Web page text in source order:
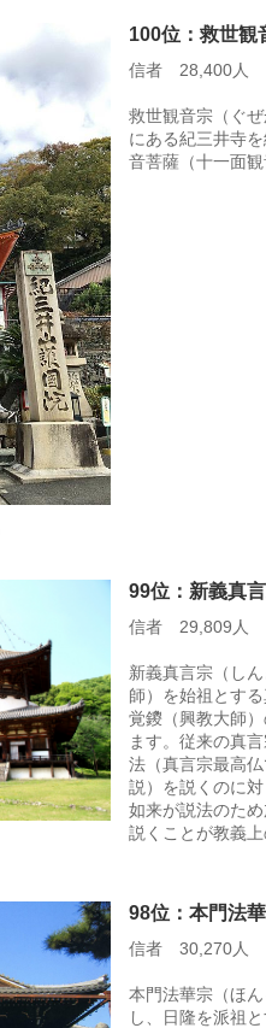
100位：救世観
信者 28,400人
救世観音宗（ぐ
にある紀三井寺
音菩薩（十一面観
99位：新義真
信者 29,809人
新義真言宗（し
師）を始祖とす
覚鑁（興教大師
ます。従来の真
法（真言宗最高
説）を説くのに
如来が説法のた
説くことが教義上
98位：本門法
信者 30,270人
本門法華宗（ほ
し、日隆を派祖